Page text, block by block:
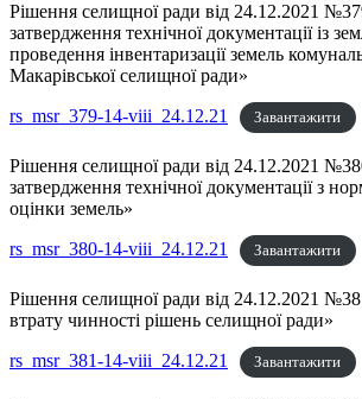
Рішення селищної ради від 24.12.2021
затвердження технічної документації із
проведення інвентаризації земель
Макарівської селищної ради»
rs_msr_379-14-viii_24.12.21
Завантажити
Рішення селищної ради від 24.12.2021
затвердження технічної документації з
оцінки земель»
rs_msr_380-14-viii_24.12.21
Завантажити
Рішення селищної ради від 24.12.2021
втрату чинності рішень селищної ради»
rs_msr_381-14-viii_24.12.21
Завантажити